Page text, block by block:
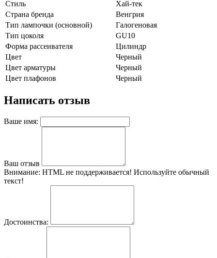
Стиль
Хай-тек
Страна бренда
Венгрия
Тип лампочки (основной)
Галогеновая
Тип цоколя
GU10
Форма рассеивателя
Цилиндр
Цвет
Черный
Цвет арматуры
Черный
Цвет плафонов
Черный
Написать отзыв
Ваше имя:
Ваш отзыв
Внимание: HTML не поддерживается! Используйте обычный
текст!
Достоинства: